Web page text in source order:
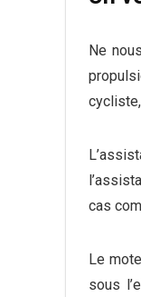
Ne
cas
Le
sous